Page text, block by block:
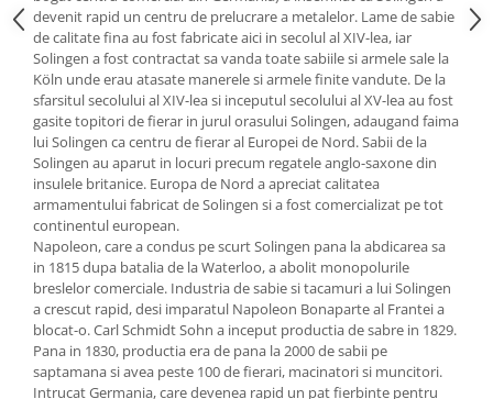
Oale si cratite
Tavi copt
Tigai
Vesela si tacamuri
Boluri
Farfurii
Scurgatoare vase
Seturi de tacamuri
Suporturi pentru tacamuri
Cani
Cesti
Pahare
Scrumiere
devenit rapid un centru de prelucrare a metalelor. Lame de sabie
de calitate fina au fost fabricate aici in secolul al XIV-lea, iar
Solingen a fost contractat sa vanda toate sabiile si armele sale la
Köln unde erau atasate manerele si armele finite vandute. De la
sfarsitul secolului al XIV-lea si inceputul secolului al XV-lea au fost
gasite topitori de fierar in jurul orasului Solingen, adaugand faima
lui Solingen ca centru de fierar al Europei de Nord. Sabii de la
Solingen au aparut in locuri precum regatele anglo-saxone din
insulele britanice. Europa de Nord a apreciat calitatea
armamentului fabricat de Solingen si a fost comercializat pe tot
continentul european.
Napoleon, care a condus pe scurt Solingen pana la abdicarea sa
in 1815 dupa batalia de la Waterloo, a abolit monopolurile
breslelor comerciale. Industria de sabie si tacamuri a lui Solingen
a crescut rapid, desi imparatul Napoleon Bonaparte al Frantei a
blocat-o. Carl Schmidt Sohn a inceput productia de sabre in 1829.
Pana in 1830, productia era de pana la 2000 de sabii pe
saptamana si avea peste 100 de fierari, macinatori si muncitori.
Intrucat Germania, care devenea rapid un pat fierbinte pentru